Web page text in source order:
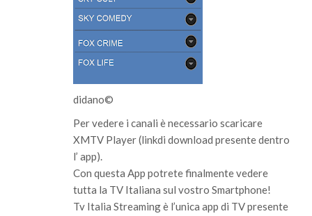
didano©
Per vedere i canali è necessario scaricare
XMTV Player (linkdi download presente dentro
l’ app).
Con questa App potrete finalmente vedere
tutta la TV Italiana sul vostro Smartphone!
Tv Italia Streaming è l’unica app di TV presente